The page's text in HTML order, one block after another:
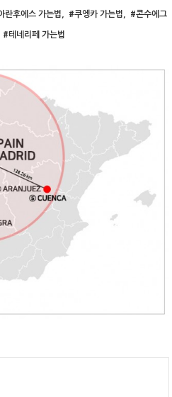
란후에스가는법, #쿠엥카가는법, #콘수에그
, #테네리페 가는법